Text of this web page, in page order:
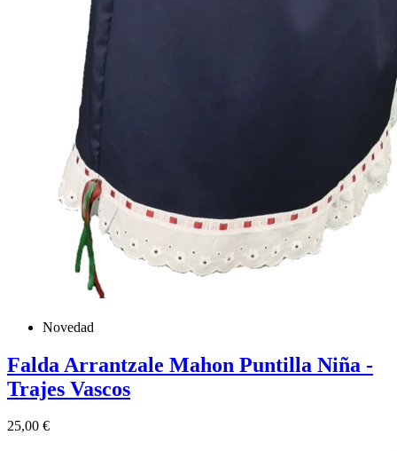
Novedad
Falda Arrantzale Mahon Puntilla Niña -
Trajes Vascos
Precio
25,00 €